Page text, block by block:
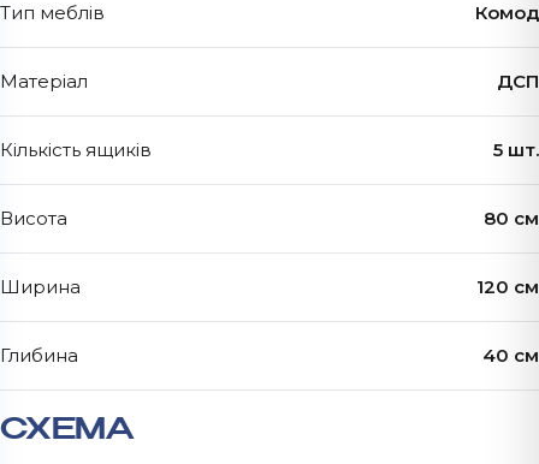
Тип меблів Комод
Матеріал ДСП
Кількість ящиків 5 шт.
Висота 80 см
Ширина 120 см
Глибина 40 см
СХЕМА